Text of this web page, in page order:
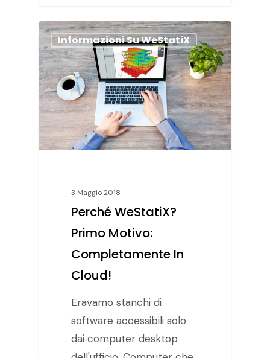
Informazioni Su WeStatiX
3 Maggio 2018
Perché WeStatiX?
Primo Motivo:
Completamente In
Cloud!
Eravamo stanchi di
software accessibili solo
dai computer desktop